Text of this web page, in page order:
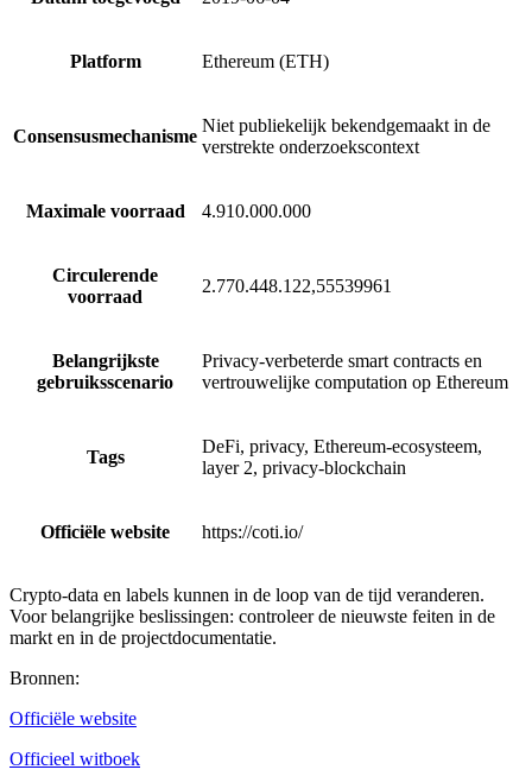
Platform Ethereum (ETH)
Consensusmechanisme
Niet publiekelijk bekendgemaakt in de
verstrekte onderzoekscontext
Maximale voorraad 4.910.000.000
Circulerende
voorraad
2.770.448.122,55539961
Belangrijkste
gebruiksscenario
Privacy-verbeterde smart contracts en
vertrouwelijke computation op Ethereum
Tags
DeFi, privacy, Ethereum-ecosysteem,
layer 2, privacy-blockchain
Officiële website https://coti.io/
Crypto-data en labels kunnen in de loop van de tijd veranderen.
Voor belangrijke beslissingen: controleer de nieuwste feiten in de
markt en in de projectdocumentatie.
Bronnen:
Officiële website
Officieel witboek